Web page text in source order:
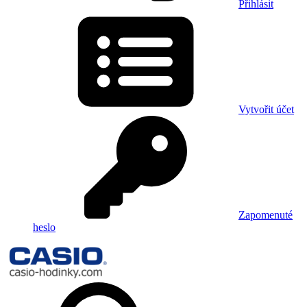
Přihlásit
Vytvořit účet
Zapomenuté
heslo